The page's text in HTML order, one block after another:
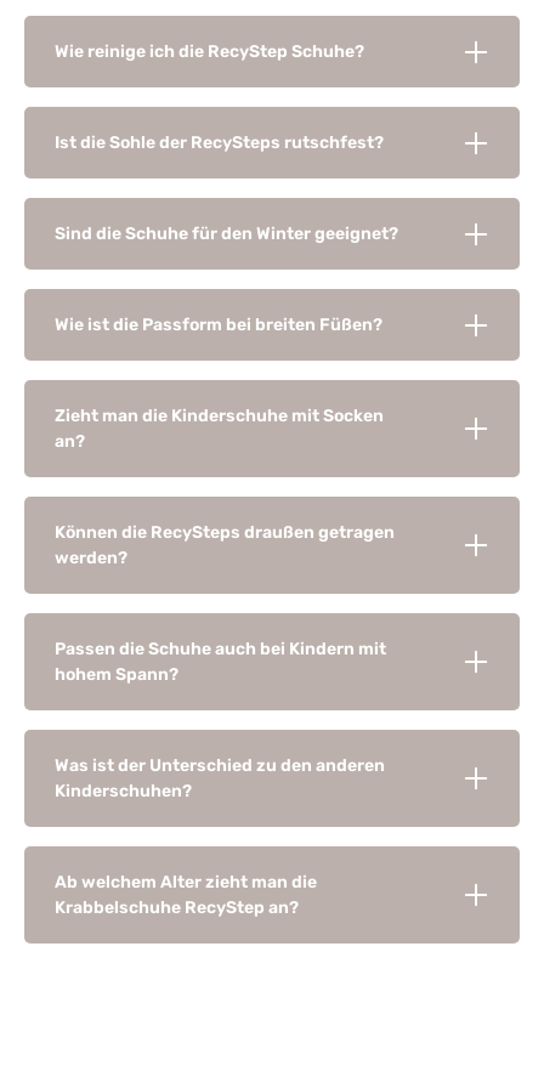
Wie reinige ich die RecyStep Schuhe?
Ist die Sohle der RecySteps rutschfest?
Sind die Schuhe für den Winter geeignet?
Wie ist die Passform bei breiten Füßen?
Zieht man die Kinderschuhe mit Socken
an?
Können die RecySteps draußen getragen
werden?
Passen die Schuhe auch bei Kindern mit
hohem Spann?
Was ist der Unterschied zu den anderen
Kinderschuhen?
Ab welchem Alter zieht man die
Krabbelschuhe RecyStep an?